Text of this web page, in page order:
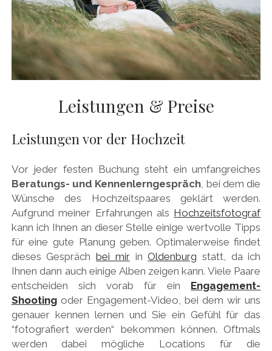
Leistungen & Preise
Leistungen vor der Hochzeit
Vor jeder festen Buchung steht ein umfangreiches
Beratungs- und Kennenlerngespräch, bei dem die
Wünsche des Hochzeitspaares geklärt werden.
Aufgrund meiner Erfahrungen als Hochzeitsfotograf
kann ich Ihnen an dieser Stelle einige wertvolle Tipps
für eine gute Planung geben. Optimalerweise findet
dieses Gesprächbei mirinOldenburg statt, da ich
Ihnen dann auch einige Alben zeigen kann. Viele Paare
entscheiden sich vorab für ein Engagement-
Shootingoder Engagement-Video, bei dem wir uns
genauer kennen lernen und Sie ein Gefühl für das
“fotografiert werden“ bekommen können. Oftmals
werden dabei mögliche Locations für die